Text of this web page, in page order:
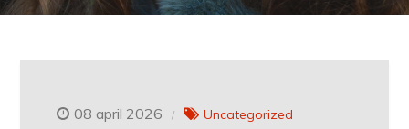
08 april 2026 Uncategorized